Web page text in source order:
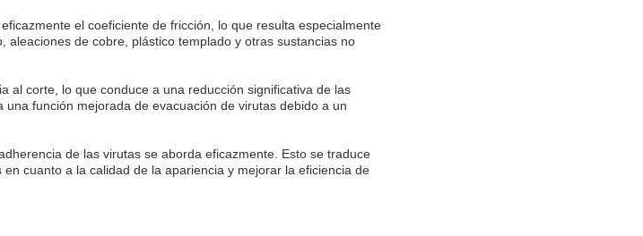
el coeficiente de fricción, lo que resulta especialmente
aleaciones de cobre, plástico templado y otras sustancias no
al corte, lo que conduce a una reducción significativa de las
función mejorada de evacuación de virutas debido a un
de las virutas se aborda eficazmente. Esto se traduce
cuanto a la calidad de la apariencia y mejorar la eficiencia de